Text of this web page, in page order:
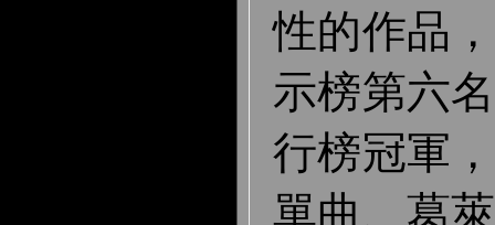
性的作品
示榜第六
行榜冠軍
單曲、葛